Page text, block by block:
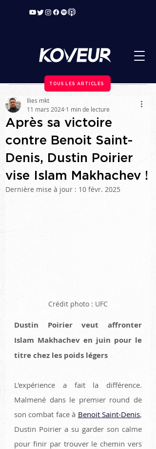
TOUS LES ARTICLES
Après sa victoire
contre Benoit Saint-
Denis, Dustin Poirier
vise Islam Makhachev !
Ilies mkt
11 mars 2024 1 min de lecture
Dernière mise à jour : 10 févr. 2025
Crédit photo : UFC
Dustin Poirier veut affronter
Islam Makhachev en juin pour le
titre chez les poids légers
L'expérience a fait la différence.
Malmené dans le premier round de
son combat face à Benoit Saint-Denis,
Dustin Poirier a su garder son calme
pour finir par trouver le chemin vers